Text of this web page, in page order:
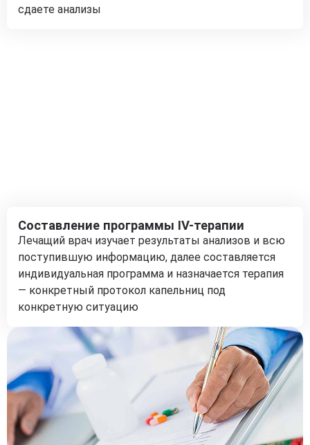
сдаете анализы
Составление программы IV-терапии
Лечащий врач изучает результаты анализов и всю
поступившую информацию, далее составляется
индивидуальная программа и назначается терапия
— конкретный протокол капельниц под
конкретную ситуацию